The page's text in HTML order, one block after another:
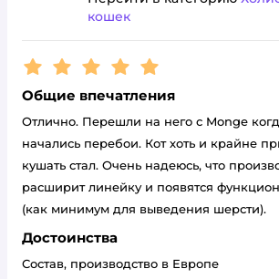
кошек
Рейтинг:5
Общие впечатления
Отлично. Перешли на него с Monge
начались перебои. Кот хоть и крайне
кушать стал. Очень надеюсь, что
расширит линейку и появятся
(как минимум для выведения шерсти).
Достоинства
Состав, производство в Европе